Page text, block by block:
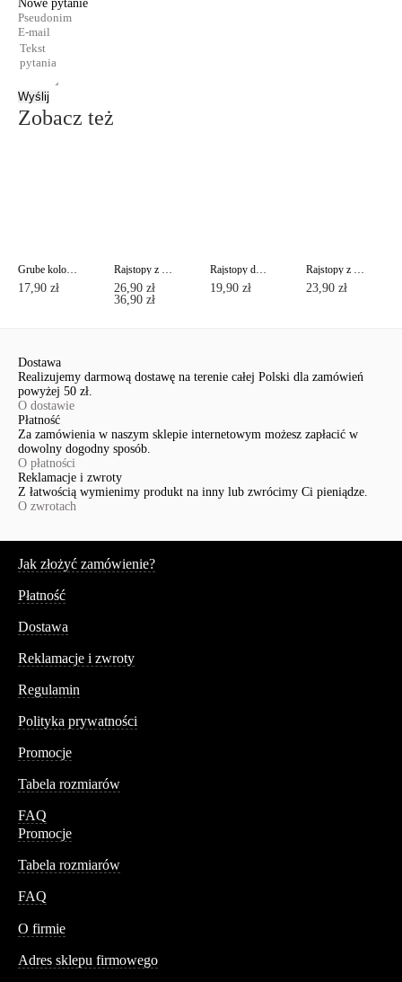
Nowe pytanie
Wyślij
Zobacz też
Grube kolorowe rajstopy COLOURS TOP Lycra®
17,90 zł
Rajstopy z imitacją pończoch ze sznurowaniem z tyłu POEMA Lycra®
26,90 zł
36,90 zł
Rajstopy damskie ze wzmocnią częścią majtkową NUANCE 40 Lycra®
19,90 zł
Rajstopy z regulowanym stanem TOP 40
23,90 zł
Dostawa
Realizujemy darmową dostawę na terenie całej Polski dla zamówień
powyżej 50 zł.
O dostawie
Płatność
Za zamówienia w naszym sklepie internetowym możesz zapłacić w
dowolny dogodny sposób.
O płatności
Reklamacje i zwroty
Z łatwością wymienimy produkt na inny lub zwrócimy Ci pieniądze.
O zwrotach
Jak złożyć zamówienie?
Płatność
Dostawa
Reklamacje i zwroty
Regulamin
Polityka prywatności
Promocje
Tabela rozmiarów
FAQ
Promocje
Tabela rozmiarów
FAQ
O firmie
Adres sklepu firmowego